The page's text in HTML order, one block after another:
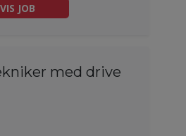
VIS JOB
med drive